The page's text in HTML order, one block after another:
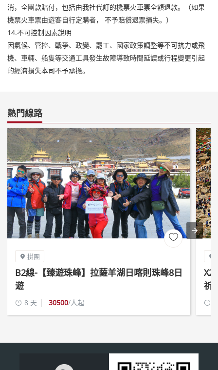
消，全團款賠付，包括由我社代訂的機票火車票全額退款。（如果
機票火車票由遊客自行定購者， 不予賠償退票損失。）
14.不可控制因素說明
因氣候、管控、戰爭、政變、罷工、國家政策調整等不可抗力或飛
機、車輛、船隻等交通工具發生故障導致時間延誤或行程變更引起
的經濟損失本司不予承擔。
熱門線路

 拼團
B2線-【臻遊珠峰】拉薩羊湖日喀則珠峰8日
遊
 8 天 30500/人起

X2
祈
